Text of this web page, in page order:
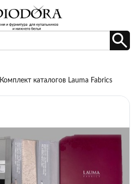
Комплект каталогов Lauma Fabrics